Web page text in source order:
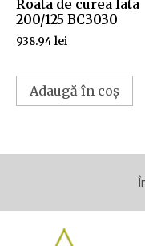
Roata de curea lata
200/125 BC3030
938.94lei
Adaugă în coș